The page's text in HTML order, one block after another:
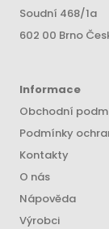
Soudní 468/1a
602 00 Brno
Informace
Obchodní
Podmínky
Kontakty
O nás
Nápověda
Výrobci